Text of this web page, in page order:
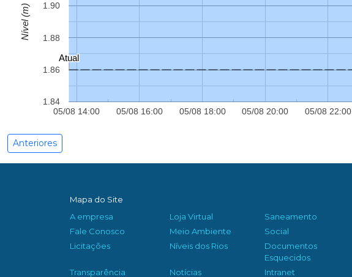
05/08 14:00 05/08 16:00 05/08 18:00 05/08 20:00 05/08 22:00
1.84
1.86
1.88
1.90
Atual
Atual
Nível (m)
Anteriores
Mapa do Site
A empresa
Loja Virtual
Saneamento
Fale Conosco
Meio Ambiente
Social
Licitações
Níveis dos Rios
Documentos
Esquecidos
Transparência
Notícias Intranet